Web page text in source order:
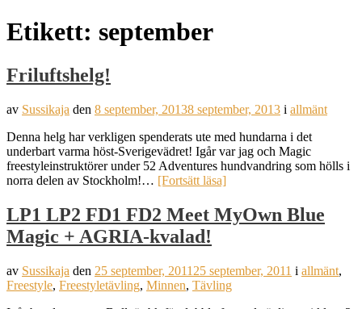
Etikett: september
Friluftshelg!
av Sussikaja den 8 september, 20138 september, 2013 i allmänt
Denna helg har verkligen spenderats ute med hundarna i det
underbart varma höst-Sverigevädret! Igår var jag och Magic
freestyleinstruktörer under 52 Adventures hundvandring som hölls i
norra delen av Stockholm!… [Fortsätt läsa]
LP1 LP2 FD1 FD2 Meet MyOwn Blue
Magic + AGRIA-kvalad!
av Sussikaja den 25 september, 2011 25 september, 2011 i allmänt,
Freestyle, Freestyletävling, Minnen, Tävling